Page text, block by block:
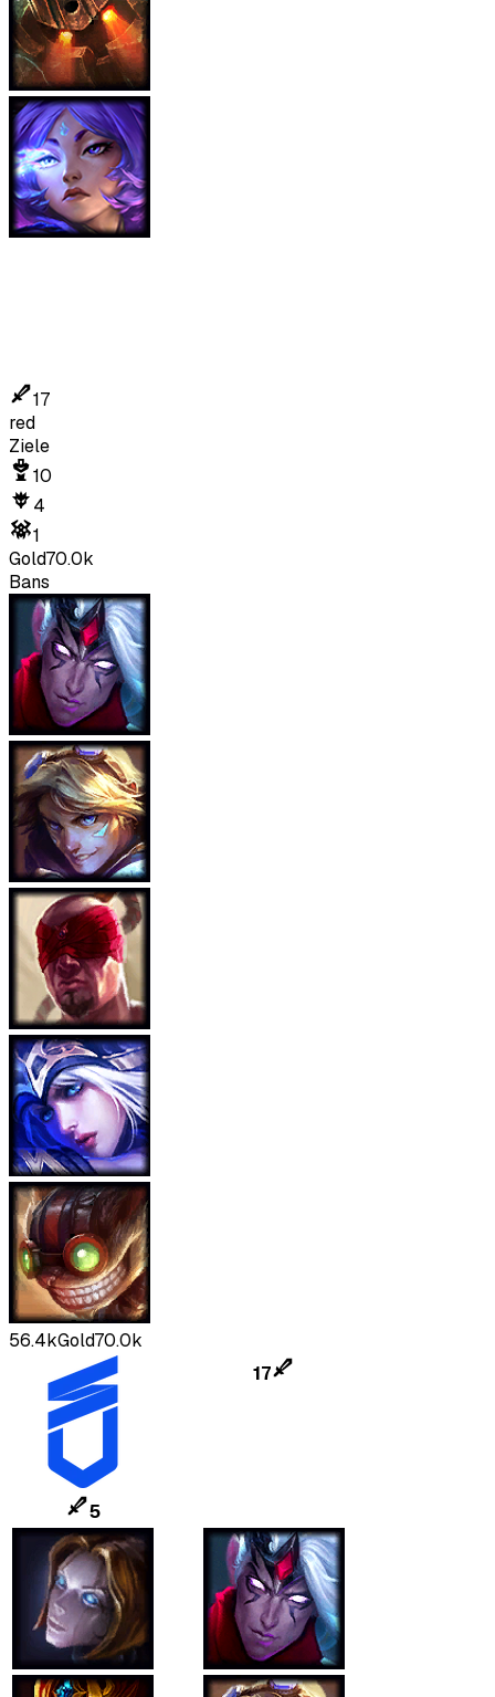
17
red
Ziele
10
4
1
Gold70.0k
Bans
56.4kGold70.0k
5
17